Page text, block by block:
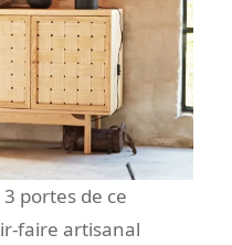
portes de ce
faire artisanal